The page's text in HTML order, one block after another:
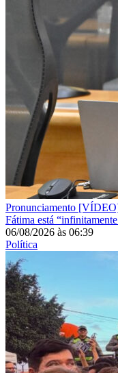
Pronunciamento [VÍDEO]
Fátima está
06/08/2026 às 06:39
Política